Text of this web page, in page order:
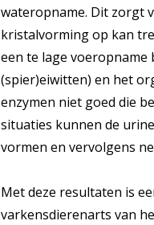
wateropname. Dit zorgt
kristalvorming op kan
een te lage
(spier)eiwitten) en het
enzymen niet goed die
situaties kunnen de
vormen en vervolgens
Met deze resultaten is
varkensdierenarts van